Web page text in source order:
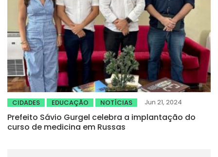
CIDADES EDUCAÇÃO NOTÍCIAS Jun 21, 2024
Prefeito Sávio Gurgel celebra a implantação do
curso de medicina em Russas